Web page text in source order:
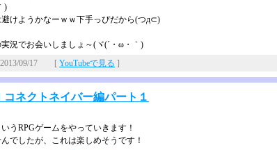
)
けようかなーｗｗ下手っぴだから(つд⊂)
況でお会いしましょ～(ヾ(´・ω・｀)
09/17 [ YouTubeで見る ]
ネクトネイバー編パート１
うRPGゲームをやっていきます！
でしたが、これは楽しめそうです！